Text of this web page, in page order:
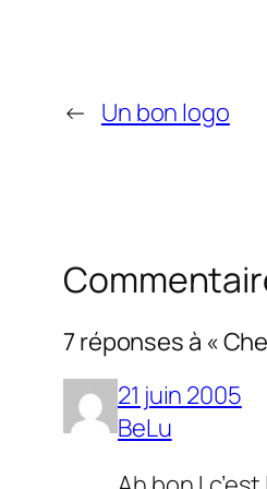
← Un bon logo
7 réponses à «
21 juin 2005
BeLu